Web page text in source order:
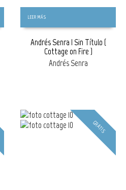
LEER MÁS
Andrés Senra | Sin Título (
Cottage on Fire )
Andrés Senra
GRATIS